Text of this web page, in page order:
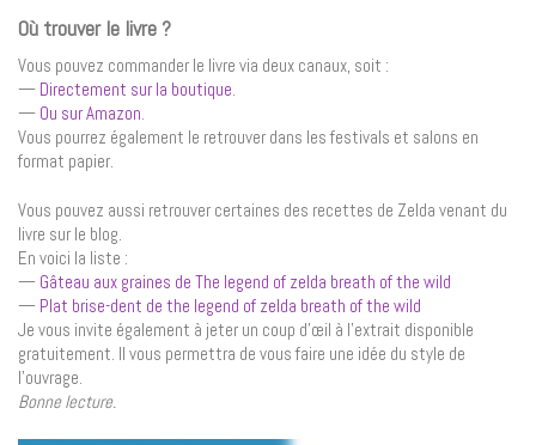
Où trouver le livre ?
Vous pouvez commander le livre via deux canaux, soit :
— Directement sur la boutique.
— Ou sur Amazon.
Vous pourrez également le retrouver dans les festivals et salons en
format papier.
Vous pouvez aussi retrouver certaines des recettes de Zelda venant du
livre sur le blog.
En voici la liste :
— Gâteau aux graines de The legend of zelda breath of the wild
— Plat brise-dent de the legend of zelda breath of the wild
Je vous invite également à jeter un coup d’œil à l’extrait disponible
gratuitement. Il vous permettra de vous faire une idée du style de
l’ouvrage.
Bonne lecture.